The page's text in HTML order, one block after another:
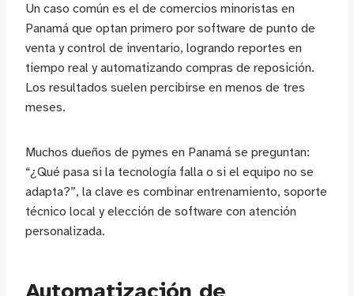
Un caso común es el de comercios minoristas en
Panamá que optan primero por software de punto de
venta y control de inventario, logrando reportes en
tiempo real y automatizando compras de reposición.
Los resultados suelen percibirse en menos de tres
meses.
Muchos dueños de pymes en Panamá se preguntan:
“¿Qué pasa si la tecnología falla o si el equipo no se
adapta?”, la clave es combinar entrenamiento, soporte
técnico local y elección de software con atención
personalizada.